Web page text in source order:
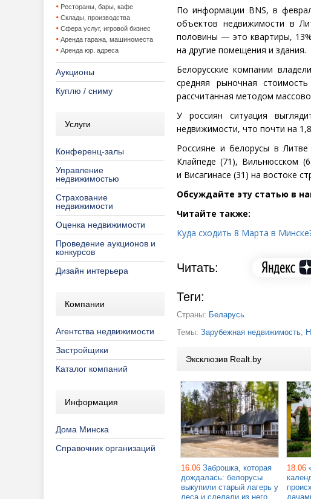
Рестораны, бары, кафе
Склады, производства
Сфера услуг, игровой бизнес
Аренда гаража, машиноместа
Аренда юр. адреса
Аукционы
Куплю / сниму
Услуги
Конференц-залы
Управление
недвижимостью
Страхование
недвижимости
Оценка недвижимости
Проведение аукционов и
конкурсов
Дизайн интерьера
Компании
Агентства недвижимости
Застройщики
Каталог компаний
Информация
Дома Минска
Справочник организаций
По информации BNS, в
объектов недвижимости в
половины — это квартиры,
на другие помещения и здания.
Белорусские компании
средняя рыночная
рассчитанная методом
У россиян ситуация
недвижимости, что почти на
Россияне и белорусы в
Клайпеде (71), Вильнюсском (
и Висагинасе (31) на востоке
Обсуждайте эту статью в
Читайте также:
Куда сходить 8 Марта в
Читать:
Теги:
Страны: Беларусь
Темы: Зарубежная недвижимость;
Эксклюзив Realt.by
16.06 Заброшка, которая
дождалась: белорусы
выкупили старый лагерь у
леса и сделали из него
18.06